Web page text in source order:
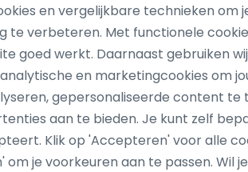
Nieuw
Stonecast
Teon men W10444
Marketing
en vergelijkbare technieken om
te verbeteren. Met functionele
goed werkt. Daarnaast gebruiken
analytische en marketingcookies om
gepersonaliseerde content te
aan te bieden. Je kunt zelf
Klik op 'Accepteren' voor alle
om je voorkeuren aan te passen. Wil